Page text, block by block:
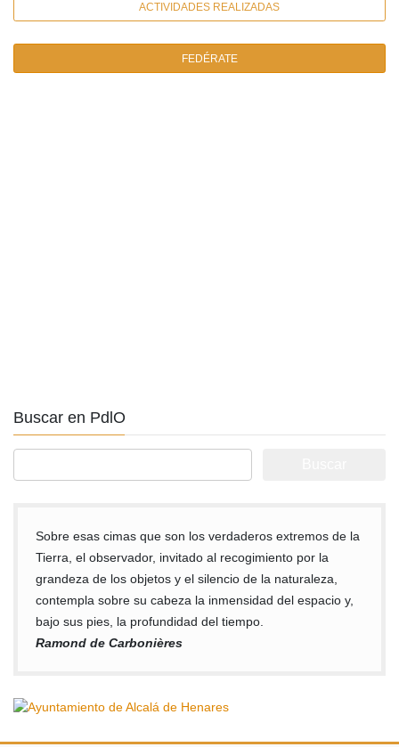
ACTIVIDADES REALIZADAS
FEDÉRATE
Buscar en PdlO
Sobre esas cimas que son los verdaderos extremos de la
Tierra, el observador, invitado al recogimiento por la
grandeza de los objetos y el silencio de la naturaleza,
contempla sobre su cabeza la inmensidad del espacio y,
bajo sus pies, la profundidad del tiempo.
Ramond de Carbonières